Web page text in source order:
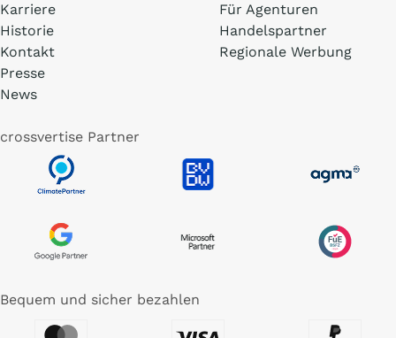
Karriere
Historie
Kontakt
Presse
News
Für Agenturen
Handelspartner
Regionale Werbung
crossvertise Partner
Bequem und sicher bezahlen